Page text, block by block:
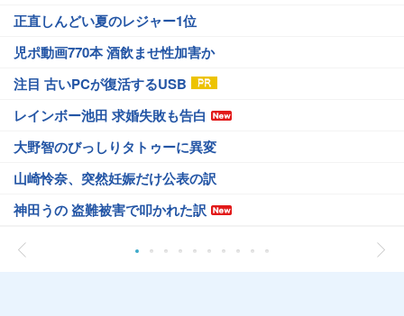
正直しんどい夏のレジャー1位
児ポ動画770本 酒飲ませ性加害か
注目 古いPCが復活するUSB
レインボー池田 求婚失敗も告白
大野智のびっしりタトゥーに異変
山崎怜奈、突然妊娠だけ公表の訳
神田うの 盗難被害で叩かれた訳